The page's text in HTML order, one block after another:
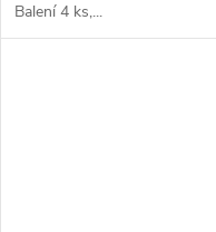
Balení 4 ks,...